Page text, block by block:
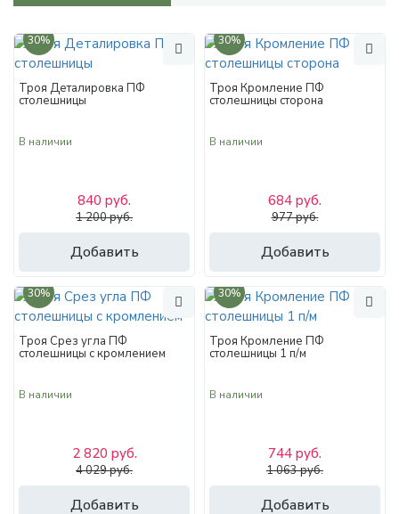
30%
Троя Деталировка ПФ
столешницы
В наличии
Добавить
840 руб.
1 200 руб.
30%
Троя Кромление ПФ
столешницы сторона
В наличии
Добавить
684 руб.
977 руб.
30%
Троя Срез угла ПФ
столешницы с кромлением
В наличии
Добавить
2 820 руб.
4 029 руб.
30%
Троя Кромление ПФ
столешницы 1 п/м
В наличии
Добавить
744 руб.
1 063 руб.